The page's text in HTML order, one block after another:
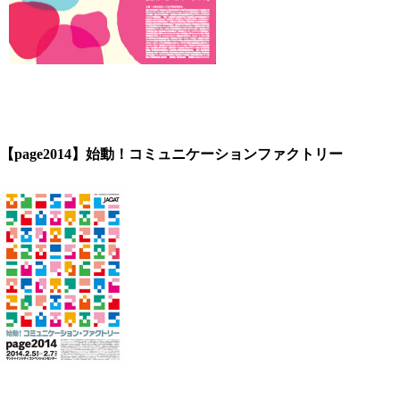
【page2014】始動！コミュニケーションファクトリー